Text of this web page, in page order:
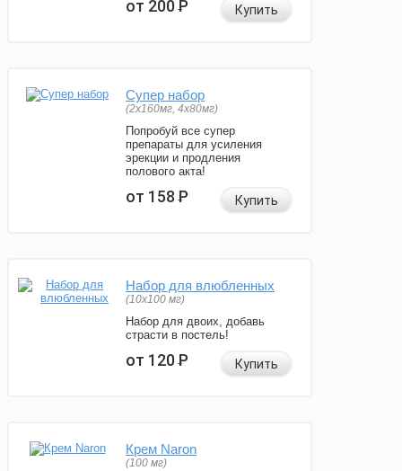
от 200Р Купить
Супер набор
(2х160мг, 4х80мг)
Попробуй все супер
препараты для усиления
эрекции и продления
полового акта!
от 158Р Купить
Набор для влюбленных
(10х100 мг)
Набор для двоих, добавь
страсти в постель!
от 120Р Купить
Крем Naron
(100 мг)